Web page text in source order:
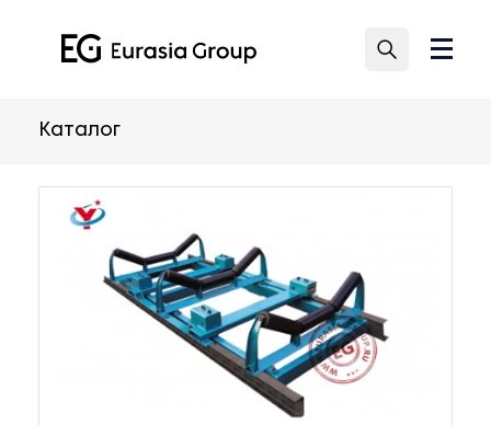
Каталог